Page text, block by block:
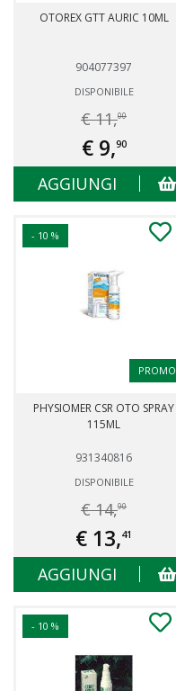
OTOREX GTT AURIC 10ML
904077397
DISPONIBILE
€ 11,00
€ 9,90
AGGIUNGI
- 10 %
PROMO
PHYSIOMER CSR OTO SPRAY
115ML
931340816
DISPONIBILE
€ 14,90
€ 13,41
AGGIUNGI
- 10 %